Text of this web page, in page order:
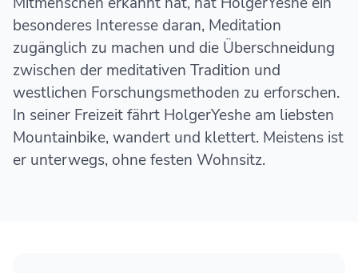
besonderes Interesse daran, Meditation
zugänglich zu machen und die Überschneidung
zwischen der meditativen Tradition und
westlichen Forschungsmethoden zu erforschen.
In seiner Freizeit fährt HolgerYeshe am liebsten
Mountainbike, wandert und klettert. Meistens ist
er unterwegs, ohne festen Wohnsitz.